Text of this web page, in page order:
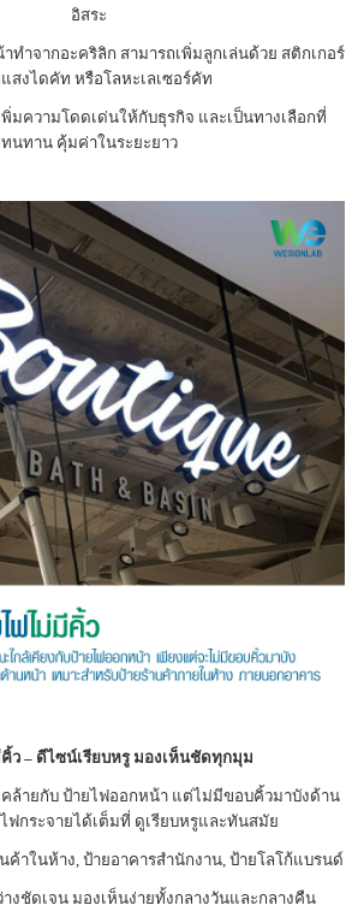
อิสระ
ทำจากอะคริลิก สามารถเพิ่มลูกเล่นด้วย สติกเกอร์
แสงไดคัท หรือโลหะเลเซอร์คัท
มความโดดเด่นให้กับธุรกิจ และเป็นทางเลือกที่
ทนทาน คุ้มค่าในระยะยาว
ว – ดีไซน์เรียบหรู มองเห็นชัดทุกมุม
ล้ายกับ ป้ายไฟออกหน้า แต่ไม่มีขอบคิ้วมาบังด้าน
ฟกระจายได้เต็มที่ ดูเรียบหรูและทันสมัย
ค้าในห้าง, ป้ายอาคารสำนักงาน, ป้ายโลโก้แบรนด์
งชัดเจน มองเห็นง่ายทั้งกลางวันและกลางคืน